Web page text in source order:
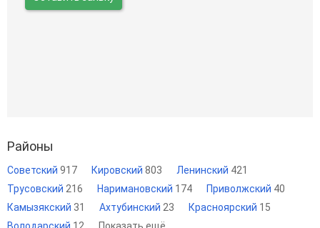
Районы
Советский 917 Кировский 803 Ленинский 421
Трусовский 216 Наримановский 174 Приволжский 40
Камызякский 31 Ахтубинский 23 Красноярский 15